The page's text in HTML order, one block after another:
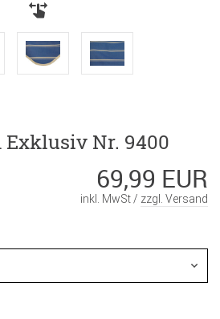
Nr. 9400
69,99 EUR
inkl. MwSt / zzgl. Versand